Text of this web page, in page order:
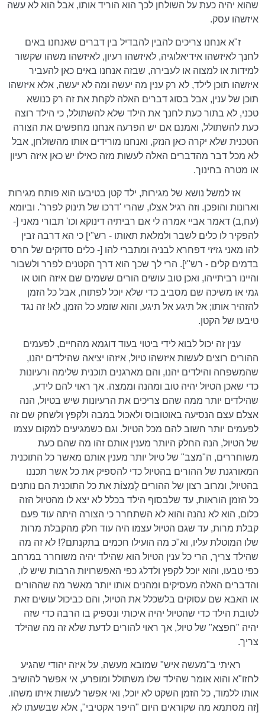
שהוא יהיה כעת על השולחן לכך הוא הוריד אותו, אבל הוא לא עשה
איזשהו עסק.
ז"א אנחנו צריכים להבין להבדיל בין דברים שאנחנו באים
לחנך לאיזשהו אידיאלוגיה, לאיזשהו רעיון, לאיזשהו משהו שקשור
למידות או למצוה או לעבירה, שבזה אנחנו באים כאן להעביר
איזשהו תוכן לילד, לא רק ענין מה יעשה ומה לא יעשה, אלא איזשהו
תוכן של ענין, אבל בסוג דברים האלה לקחת את זה רק כנושא
טכני, לא בתור כעת לחנך את הילד שלא להשתולל, כי הילד רוצה
כעת להשתולל, ואמנם אם יש הפרעה אנחנו מחפשים את הצורה
הטכנית שלא יקרה כאן הנזק, ואנחנו מורידים אותו מהשולחן, אבל
לא מכל דבר מהדברים האלה לעשות מזה כאילו יש כאן איזה רעיון
או מטרה בחינוך.
אז למשל נושא של מגירות, ילד קטן בטיבעו הוא פותח מגירות
וארונות והופכן. וזה רגיל אצלו, שהרי 'דרכו של תינוק לפרר'. וביומא
(עח,ב) דאמר אביי אמרה לי אם רביתיה דינוקא וכו' תבורי מאני [-
להפקיר לו כלים לשבר ולמלאת תאותו - רש"י] כי הא דרבה זבין
להו מאני גזיזי דפחרא לבניה ומתברי להו [- כלים סדוקים של חרס
בדמים קלים - רש"י]. הרי לך שכך הוא דרך הקטנים לפרר ולשבור
והיינו רביתייהו, ואכן טוב עושים הורים ששמים שם איזה חוט או
גמי או משיכה שם מסביב כדי שלא יוכל לפתוח, אבל כל הזמן
להזהיר אותו; אל תיגע אל תיגע, והוא שומע כל הזמן, לא! זה נגד
טיבעו של הקטן.
ענין זה יכול לבוא לידי ביטוי בעוד דוגמא מהחיים, לפעמים
ההורים רוצים לעשות איזשהו טיול, איזהו יציאה שהילדים יהנו,
שהמשפחה והילדים יהנו, והם מארגנים תוכנית שלימה ורעיונות
כדי שאכן הטיול יהיה טוב ומהנה וממצה. אך ראוי להם לידע,
שהילדים יותר ממה שהם צריכים את הרעיונות שיש בטיול, הנה
אצלם עצם הנסיעה באוטובוס ולאכול במבה ולקפץ ולשחק שם זה
לפעמים יותר חשוב להם מכל הטיול. וגם כשמגיעים למקום עצמו
של הטיול, הנה החלק היותר מענין אותם זהו מה שהם כעת
משוחררים, ה"מצב" של טיול יותר מענין אותם מאשר כל התוכנית
המאורגנת של ההורים בהטיול כדי להספיק את כל אשר תכננו
בהטיול, ומרוב רצון של ההורים לְמַצוֹת את כל התוכנית הם נותנים
כל הזמן הוראות, עד שלבסוף הילד בכלל לא יצא לו מהטיול הזה
כלום, הוא לא נהנה והוא לא השתחרר כי הצורה היתה עוד פעם
קבלת מרות, עד שגם הטיול עצמו היה עוד חלק מהקבלת מרות
שלו המוטלת עליו, וא"כ מה הועילו חכמים בתקנתם?! לא זה מה
שהילד צריך, הרי כל ענין הטיול הוא שהילד יהיה משוחרר במרחב
כפי טבעו, והוא יוכל לקפץ ולדלג כפי האפשרויות הרבות שיש לו,
והדברים האלה מעסיקים ומהנים אותו יותר מאשר מה שההורים
או האבא שם עסוקים בלשכלל את הטיול, והם כביכול עושים זאת
לטובת הילד כדי שהטיול יהיה איכותי ונספיק בו הרבה כדי שזה
יהיה "חפצא" של טיול, אך ראוי להורים לדעת שלא זה מה שהילד
צריך.
ראיתי ב"מעשה איש" שמובא מעשה, על איזה יהודי שהגיע
לחזו"א והוא אומר שהילד שלו משתולל ומופרע, אי אפשר להושיב
אותו ללמוד, כל הזמן השקט לא יוכל, ואי אפשר לעשות איתו משהו.
[זה מסתמא מה שקוראים היום "היפר אקטיבי", אלא שבשעתו לא